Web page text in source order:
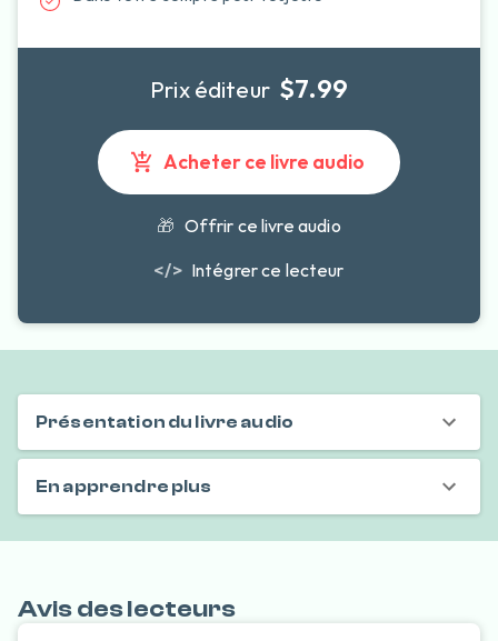
Prix éditeur $7.99
Acheter ce livre audio
🎁 Offrir ce livre audio
</> Intégrer ce lecteur
Présentation du livre audio
En apprendre plus
Avis des lecteurs